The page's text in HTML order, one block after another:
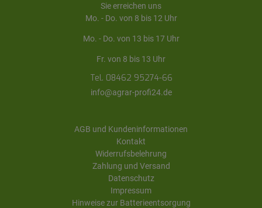
Sie erreichen uns
Mo. - Do. von 8 bis 12 Uhr
Mo. - Do. von 13 bis 17 Uhr
Fr. von 8 bis 13 Uhr
Tel. 08462 95274-66
info@agrar-profi24.de
AGB und Kundeninformationen
Kontakt
Widerrufsbelehrung
Zahlung und Versand
Datenschutz
Impressum
Hinweise zur Batterieentsorgung